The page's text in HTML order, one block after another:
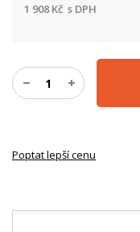
1 908Kč s DPH
Poptat lepší cenu